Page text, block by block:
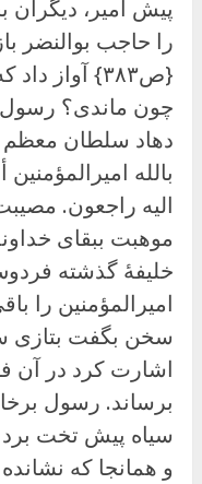
پیش امیر، دیگران
را حاجب بوالنضر
{ص۳۸۳} آواز
چون ماندی؟
دهاد سلطان معظم
بالله امیرالمؤمنین
الیه راجعون.
موهبت ببقای
خلیفهٔ گذشته
امیرالمؤمنین را
سخن بگفت بتازی
اشارت کرد در آن
برساند. رسول
سیاه پیش تخت
و همانجا که